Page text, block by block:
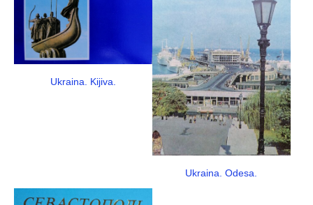
Ukraina. Kijiva.
Ukraina. Odesa.